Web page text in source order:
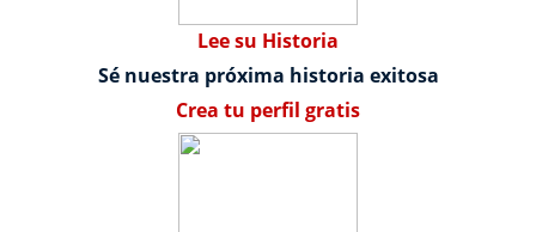
Lee su Historia
Sé nuestra próxima historia exitosa
Crea tu perfil gratis